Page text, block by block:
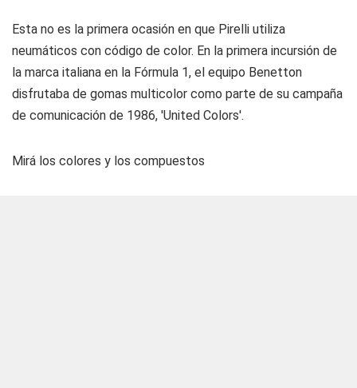
Esta no es la primera ocasión en que Pirelli utiliza
neumáticos con código de color. En la primera incursión de
la marca italiana en la Fórmula 1, el equipo Benetton
disfrutaba de gomas multicolor como parte de su campaña
de comunicación de 1986, 'United Colors'.
Mirá los colores y los compuestos